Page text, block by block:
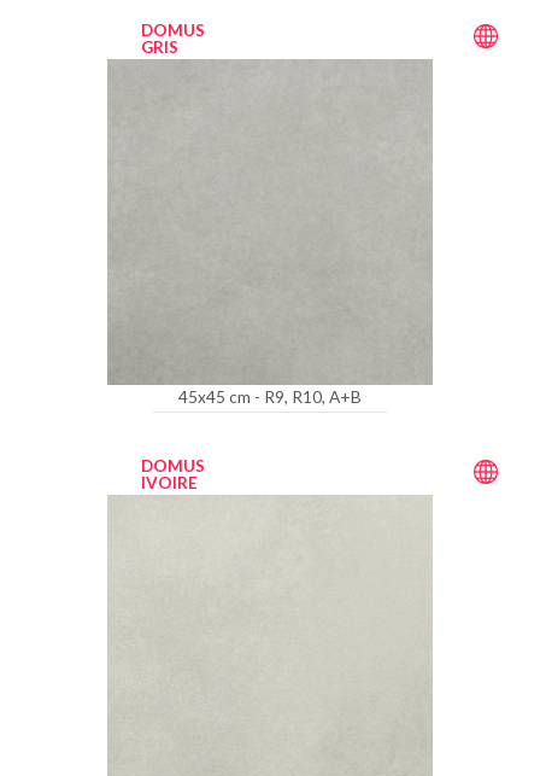
DOMUS
GRIS
45x45 cm - R9, R10, A+B
DOMUS
IVOIRE